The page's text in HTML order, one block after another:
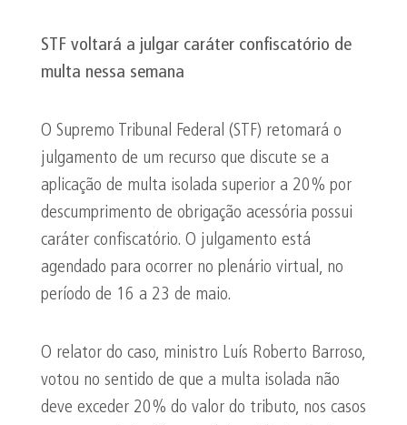
STF voltará a julgar caráter confiscatório de
multa nessa semana
O Supremo Tribunal Federal (STF) retomará o
julgamento de um recurso que discute se a
aplicação de multa isolada superior a 20% por
descumprimento de obrigação acessória possui
caráter confiscatório. O julgamento está
agendado para ocorrer no plenário virtual, no
período de 16 a 23 de maio.
O relator do caso, ministro Luís Roberto Barroso,
votou no sentido de que a multa isolada não
deve exceder 20% do valor do tributo, nos casos